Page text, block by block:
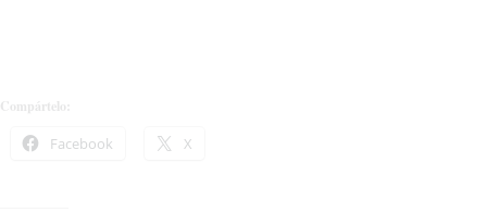
Compártelo:
Facebook X